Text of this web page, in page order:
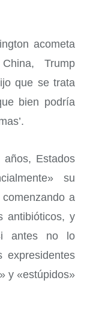
acometa
Trump
que se trata
bien podría
Estados
su
a
antibióticos, y
antes no lo
expresidentes
y «estúpidos»